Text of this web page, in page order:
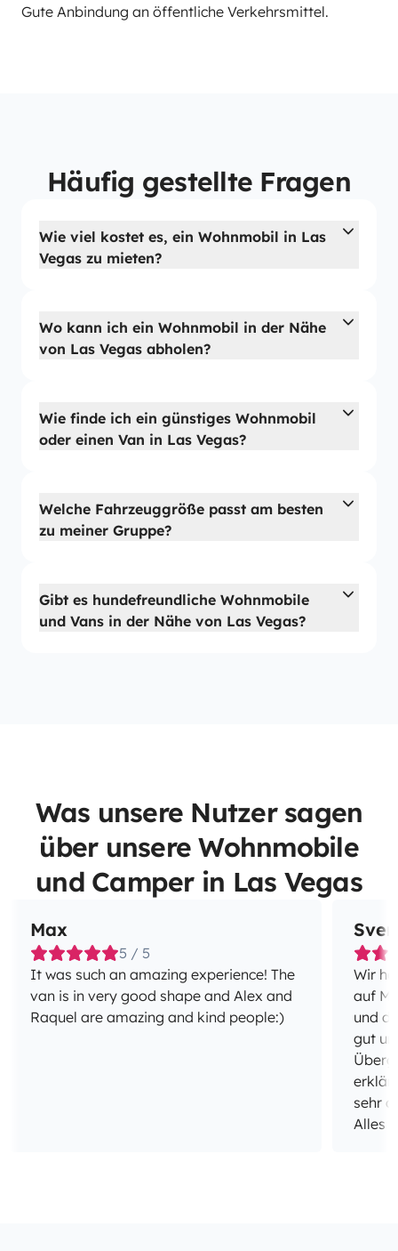
Gute Anbindung an öffentliche Verkehrsmittel.
Häufig gestellte Fragen
Wie viel kostet es, ein Wohnmobil in Las
Vegas zu mieten?
Wo kann ich ein Wohnmobil in der Nähe
von Las Vegas abholen?
Wie finde ich ein günstiges Wohnmobil
oder einen Van in Las Vegas?
Welche Fahrzeuggröße passt am besten
zu meiner Gruppe?
Gibt es hundefreundliche Wohnmobile
und Vans in der Nähe von Las Vegas?
Was unsere Nutzer sagen
über unsere Wohnmobile
und Camper in Las Vegas
Max
5 / 5
It was such an amazing experience! The
van is in very good shape and Alex and
Raquel are amazing and kind people:)
Sven
Wir
auf
und
gut
sehr
Alles